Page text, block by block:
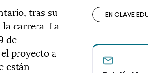
tras su
carrera. La
de
proyecto a
están
EN CLAVE